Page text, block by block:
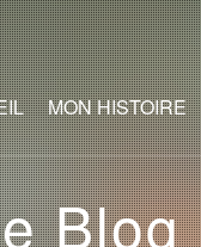
MON HISTOIRE
Blog